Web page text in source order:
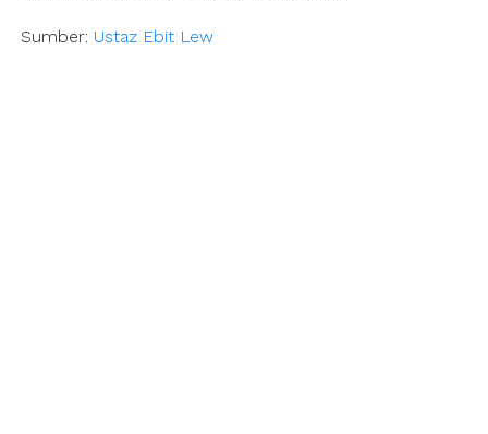
Sumber: Ustaz Ebit Lew